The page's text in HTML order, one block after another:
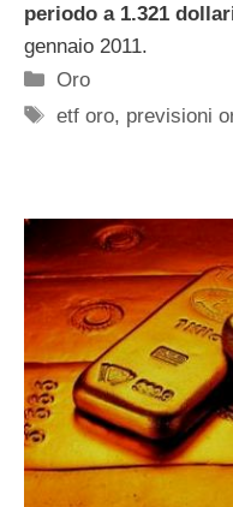
periodo a 1.321
gennaio 2011.
Categorie
Oro
Tag
etf oro, previsioni